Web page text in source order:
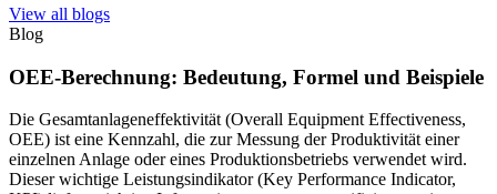
VERBESSERN SIE DIE VERFÜGBARKEIT
LERNEN
Alle von uns veröffentlichten Inhalte durchsuchen und filtern
Blog
Whitepapers
Ausführliche Inhalte, mit und ohne Registrierung
Webinare
Live und on-demand
Über eMaint + Fluke
Fluke Reliability-Ökosystem
Wie die Produkte zusammenarbeiten
Wiederverkäufer, Technologie, Lieferung
Partnersuche
Alle Partner anzeigen
Kundengeschichten
View all blogs
Blog
OEE-Berechnung: Bedeutung, Formel und Beispiele
Die Gesamtanlageneffektivität (Overall Equipment Effectiveness,
OEE) ist eine Kennzahl, die zur Messung der Produktivität einer
einzelnen Anlage oder eines Produktionsbetriebs verwendet wird.
Dieser wichtige Leistungsindikator (Key Performance Indicator,